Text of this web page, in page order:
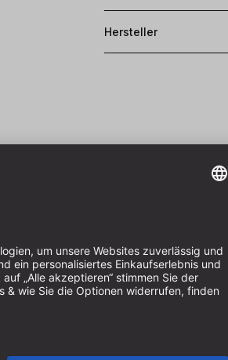
Hersteller
Um unseren Newsletter zu